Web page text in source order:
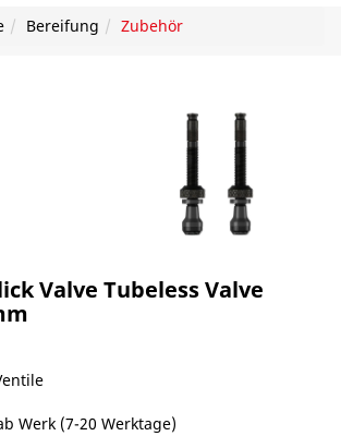
Bereifung Zubehör
Valve Tubeless Valve
Werk (7-20 Werktage)